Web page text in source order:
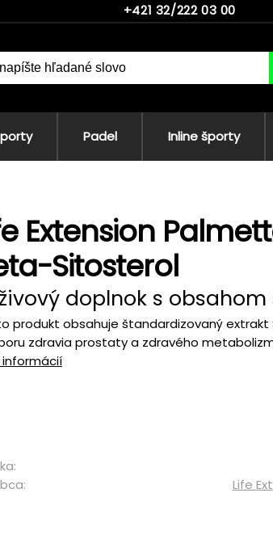
+421 32/222 03 00
Padel Inline športy
Extension
Sitosterol
doplnok s
produkt obsahuje štandardizovaný
zdravia prostaty a zdravého
informácií
Life